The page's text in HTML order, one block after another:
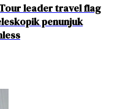
leader travel flag
penunjuk